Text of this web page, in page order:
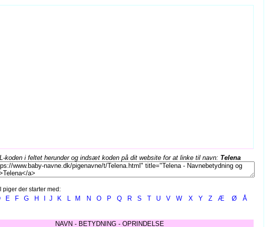
koden i feltet herunder og indsæt koden på dit website for at linke til navn: Telena
piger der starter med:
E F G H J K L M N O P Q R S T U V W X Y Z Æ Ø Å
NAVN - BETYDNING - OPRINDELSE